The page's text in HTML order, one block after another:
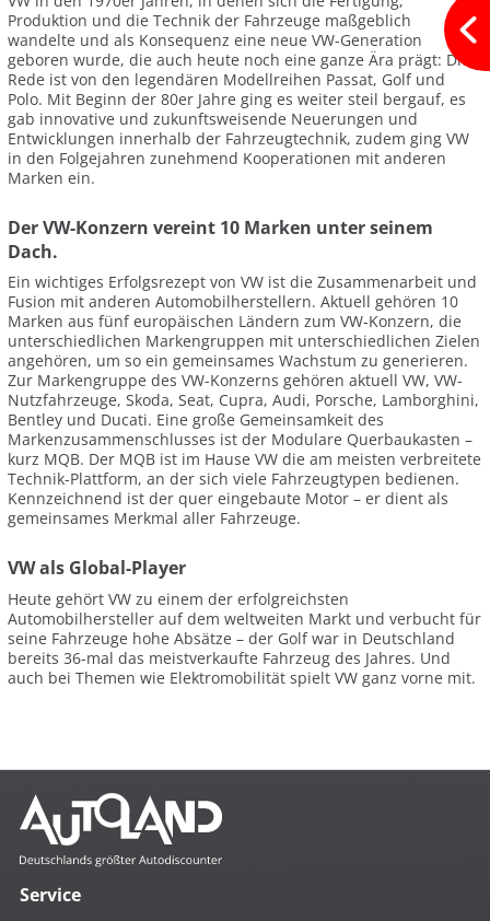
Produktion und die Technik der Fahrzeuge maßgeblich
wandelte und als Konsequenz eine neue VW-Generation
geboren wurde, die auch heute noch eine ganze Ära prägt: Die
Rede ist von den legendären Modellreihen Passat, Golf und
Polo. Mit Beginn der 80er Jahre ging es weiter steil bergauf, es
gab innovative und zukunftsweisende Neuerungen und
Entwicklungen innerhalb der Fahrzeugtechnik, zudem ging VW
in den Folgejahren zunehmend Kooperationen mit anderen
Marken ein.
Der VW-Konzern vereint 10 Marken unter seinem
Dach.
Ein wichtiges Erfolgsrezept von VW ist die Zusammenarbeit und
Fusion mit anderen Automobilherstellern. Aktuell gehören 10
Marken aus fünf europäischen Ländern zum VW-Konzern, die
unterschiedlichen Markengruppen mit unterschiedlichen Zielen
angehören, um so ein gemeinsames Wachstum zu generieren.
Zur Markengruppe des VW-Konzerns gehören aktuell VW, VW-
Nutzfahrzeuge, Skoda, Seat, Cupra, Audi, Porsche, Lamborghini,
Bentley und Ducati. Eine große Gemeinsamkeit des
Markenzusammenschlusses ist der Modulare Querbaukasten –
kurz MQB. Der MQB ist im Hause VW die am meisten verbreitete
Technik-Plattform, an der sich viele Fahrzeugtypen bedienen.
Kennzeichnend ist der quer eingebaute Motor – er dient als
gemeinsames Merkmal aller Fahrzeuge.
VW als Global-Player
Heute gehört VW zu einem der erfolgreichsten
Automobilhersteller auf dem weltweiten Markt und verbucht für
seine Fahrzeuge hohe Absätze – der Golf war in Deutschland
bereits 36-mal das meistverkaufte Fahrzeug des Jahres. Und
auch bei Themen wie Elektromobilität spielt VW ganz vorne mit.
Service